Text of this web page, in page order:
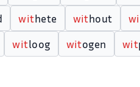
withete without wi
witloog witogen wit